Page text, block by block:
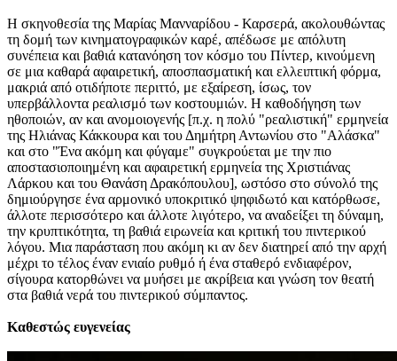
Η σκηνοθεσία της Μαρίας Μανναρίδου - Καρσερά, ακολουθώντας
τη δομή των κινηματογραφικών καρέ, απέδωσε με απόλυτη
συνέπεια και βαθιά κατανόηση τον κόσμο του Πίντερ, κινούμενη
σε μια καθαρά αφαιρετική, αποσπασματική και ελλειπτική φόρμα,
μακριά από οτιδήποτε περιττό, με εξαίρεση, ίσως, τον
υπερβάλλοντα ρεαλισμό των κοστουμιών. Η καθοδήγηση των
ηθοποιών, αν και ανομοιογενής [π.χ. η πολύ "ρεαλιστική" ερμηνεία
της Ηλιάνας Κάκκουρα και του Δημήτρη Αντωνίου στο "Αλάσκα"
και στο "Ένα ακόμη και φύγαμε" συγκρούεται με την πιο
αποστασιοποιημένη και αφαιρετική ερμηνεία της Χριστιάνας
Λάρκου και του Θανάση Δρακόπουλου], ωστόσο στο σύνολό της
δημιούργησε ένα αρμονικό υποκριτικό ψηφιδωτό και κατόρθωσε,
άλλοτε περισσότερο και άλλοτε λιγότερο, να αναδείξει τη δύναμη,
την κρυπτικότητα, τη βαθιά ειρωνεία και κριτική του πιντερικού
λόγου. Μια παράσταση που ακόμη κι αν δεν διατηρεί από την αρχή
μέχρι το τέλος έναν ενιαίο ρυθμό ή ένα σταθερό ενδιαφέρον,
σίγουρα κατορθώνει να μυήσει με ακρίβεια και γνώση τον θεατή
στα βαθιά νερά του πιντερικού σύμπαντος.
Καθεστώς ευγενείας